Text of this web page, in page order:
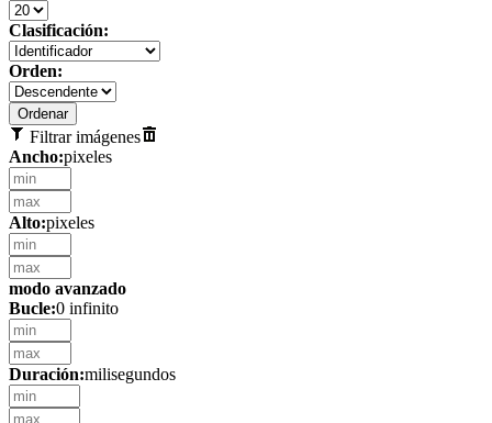
Clasificación:
Orden:
Filtrar imágenes
Ancho:pixeles
Alto:pixeles
modo avanzado
Bucle:0 infinito
Duración:milisegundos